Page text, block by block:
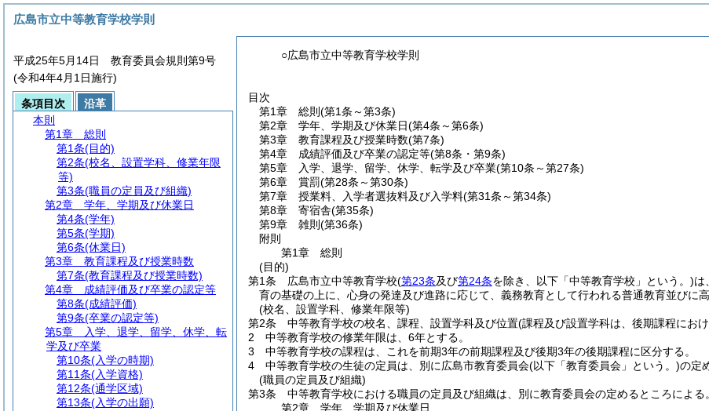
○広島市立中等教育学校学則
目次
第1章
総則 (第1条～第3条)
第2章
学年、学期及び休業日(第4条～第6条)
第3章
教育課程及び授業時数(第7条)
第4章
成績評価及び卒業の認定等(第8条・第9条)
第5章
入学、退学、留学、休学、転学及び卒業(第10条～第27条)
第6章
賞罰(第28条～第30条)
第7章
授業料、入学者選抜料及び入学料(第31条～第34条)
第8章
寄宿舎(第35条)
第9章
雑則 (第36条)
附則
第1章
総則
(目的)
第1条
広島市立中等教育学校(第23条及び第24条を除き、以下「中等教育学校」という。)は
育の基礎の上に、心身の発達及び進路に応じて、義務教育として行われる普通教育並びに
(校名、設置学科、修業年限等)
第2条
中等教育学校の校名、課程、設置学科及び位置(課程及び設置学科は、後期課程にお
2
中等教育学校の修業年限は、6年とする。
3
中等教育学校の課程は、これを前期3年の前期課程及び後期3年の後期課程に区分する。
4
中等教育学校の生徒の定員は、別に広島市教育委員会(以下「教育委員会」という。)の定
(職員の定員及び組織)
第3条
中等教育学校における職員の定員及び組織は、別に教育委員会の定めるところによる。
第2章
学年、学期及び休業日
広島市立中等教育学校学則
平成25年5月14日 教育委員会規則第9号
(令和4年4月1日施行)
条項目次
沿革
本則
第1章
総則
第1条(目的)
第2条(校名、設置学科、修業年限
等)
第3条(職員の定員及び組織)
第2章
学年、学期及び休業日
第4条(学年)
第5条(学期)
第6条(休業日)
第3章
教育課程及び授業時数
第7条(教育課程及び授業時数)
第4章
成績評価及び卒業の認定等
第8条(成績評価)
第9条(卒業の認定等)
第5章
入学、退学、留学、休学、転
学及び卒業
第10条(入学の時期)
第11条(入学資格)
第12条(通学区域)
第13条(入学の出願)